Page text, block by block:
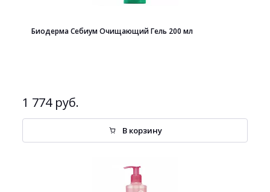
Биодерма Себиум Очищающий Гель 200 мл
1 774 руб.
В корзину